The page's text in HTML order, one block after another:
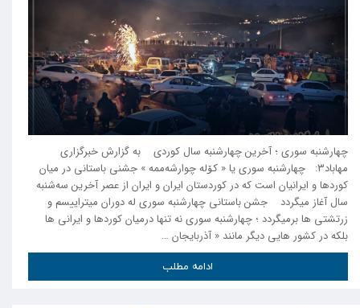
چهارشنبه سوری ؛ آخرین چهارشنبه سال کوردی به گزارش خبرگزاری
مهاباد۳: چهارشنبه سوری یا « کۆلە چوارشەممە » جشنی باستانی در میان
کوردها و ایرانیان است که در کوردستان ایران و ایران از عصر آخرین سه‌شنبه
سال آغاز میگردد جشن باستانی چهارشنبه سوری له دوران میتراییسم و
زرتشتی ها برمیگردد ؛ چهارشنبه سوری نه تنها درمیان کوردها و ایرانی ها
بلکه در کشور هایی دیگر مانند « آذربایجان …
ادامه مطلب